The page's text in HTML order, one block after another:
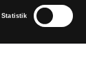
Statistikdu at